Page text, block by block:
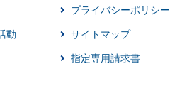
動
プライバシーポリシー
サイトマップ
指定専用請求書